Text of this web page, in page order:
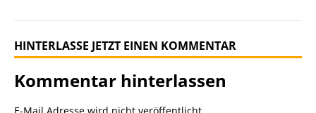
HINTERLASSE JETZT EINEN KOMMENTAR
Kommentar hinterlassen